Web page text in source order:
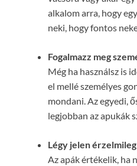
alkalom arra, hogy
neki, hogy fontos
Fogalmazz meg
Még ha használsz is
el mellé személyes
mondani. Az egyedi,
legjobban az apukák
Légy jelen
Az apák értékelik, ha